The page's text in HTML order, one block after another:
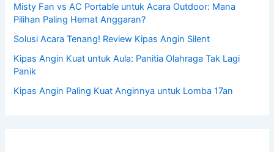
Misty Fan vs AC Portable untuk Acara Outdoor: Mana
Pilihan Paling Hemat Anggaran?
Solusi Acara Tenang! Review Kipas Angin Silent
Kipas Angin Kuat untuk Aula: Panitia Olahraga Tak Lagi
Panik
Kipas Angin Paling Kuat Anginnya untuk Lomba 17an